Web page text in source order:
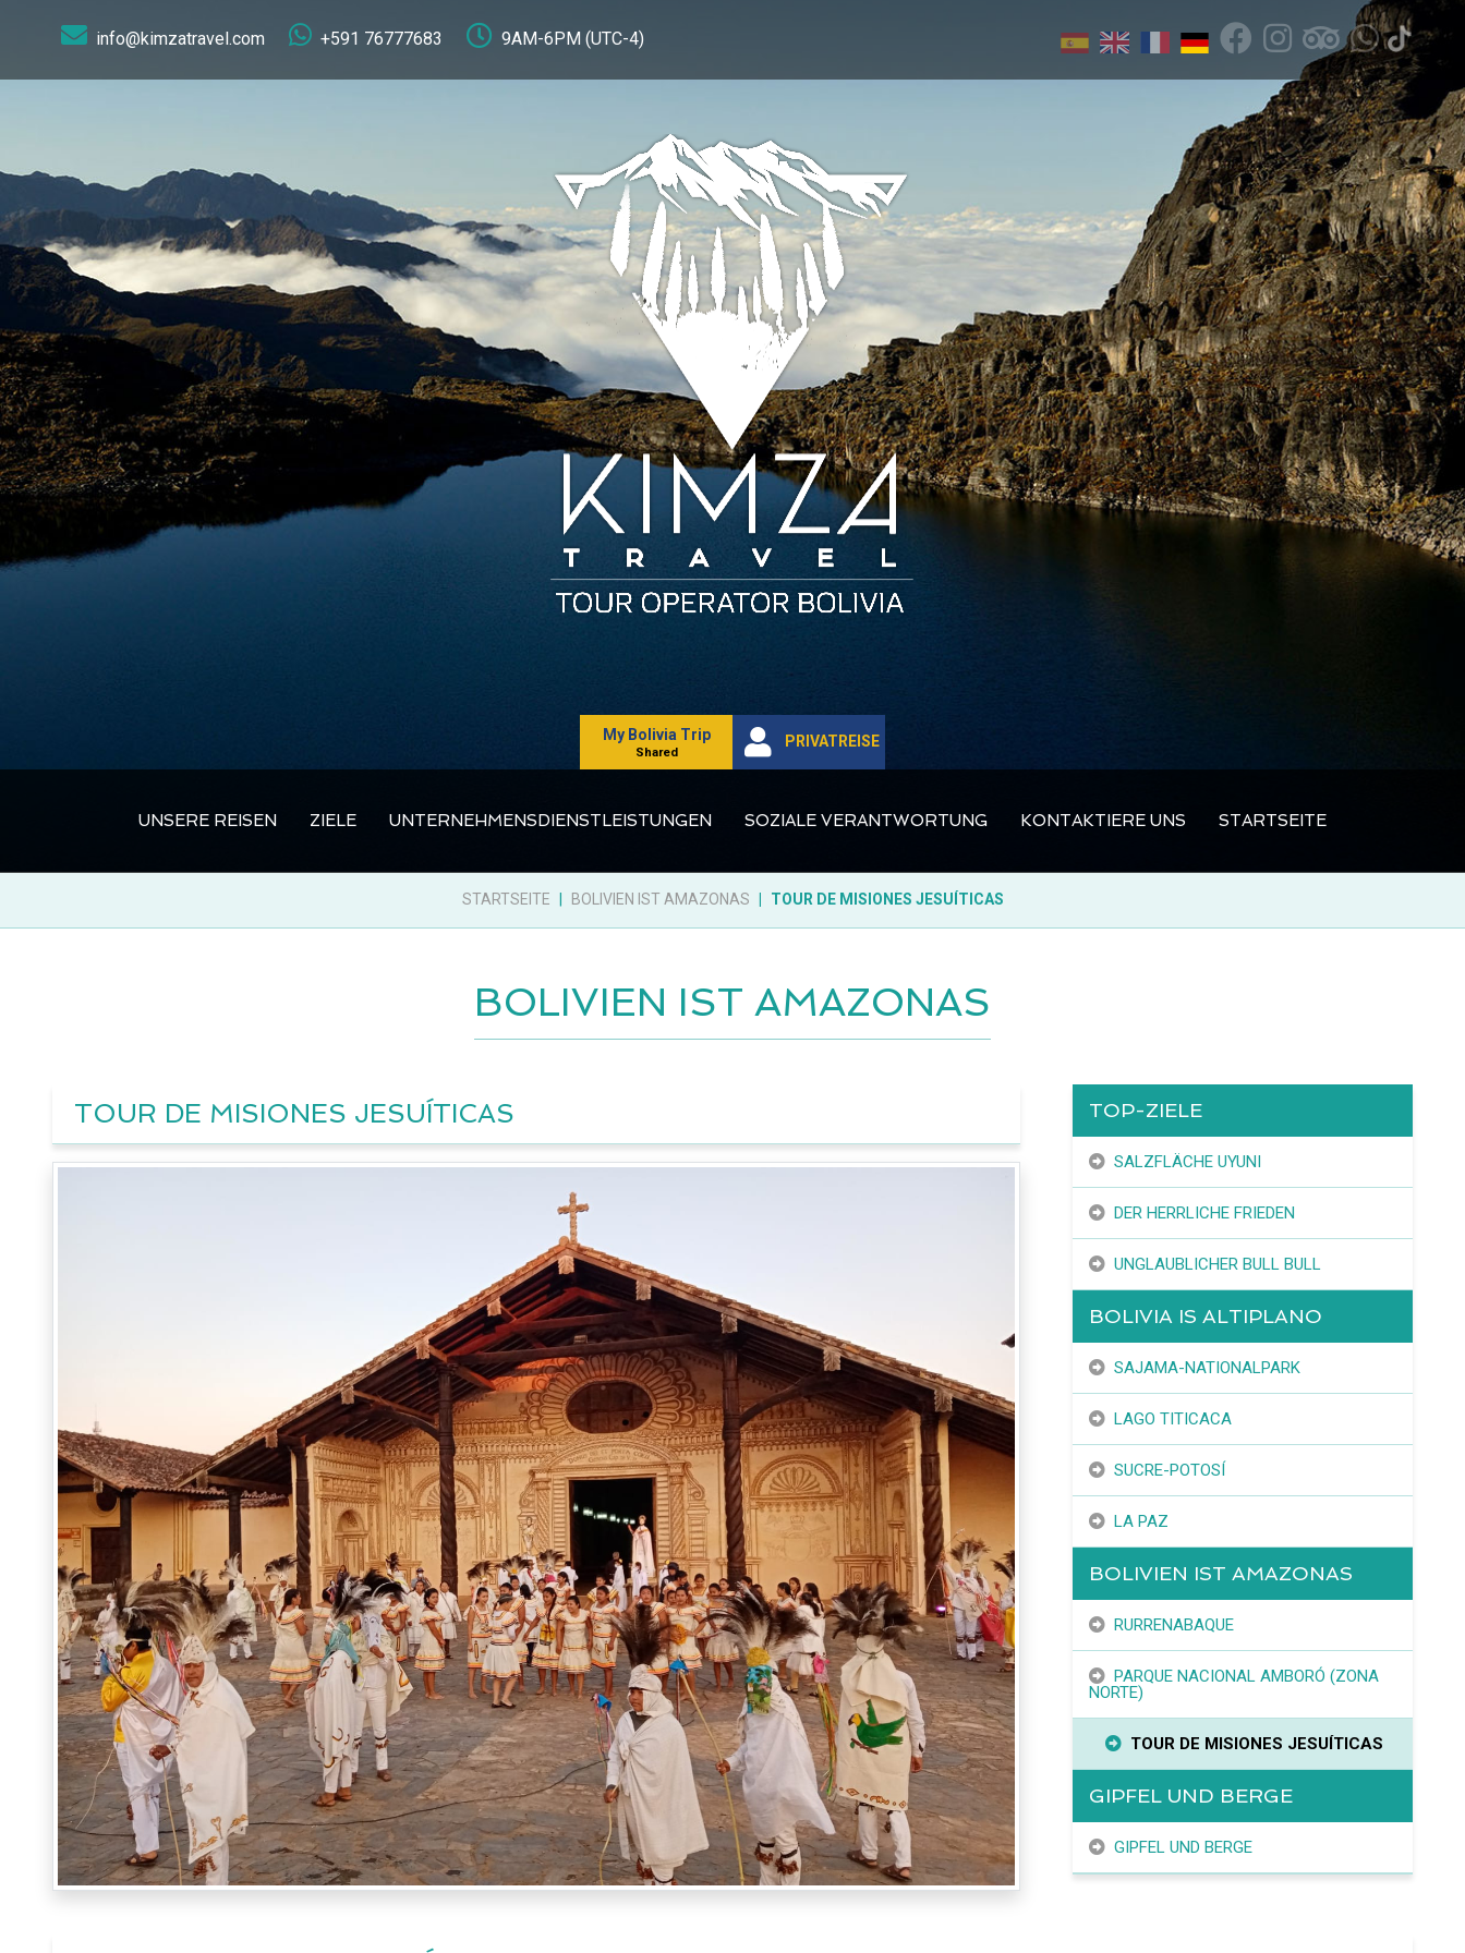
info@kimzatravel.com +591 76777683 9AM-6PM (UTC-4)
My Bolivia Trip
Shared
PRIVATREISE
UNSERE REISEN ZIELE UNTERNEHMENSDIENSTLEISTUNGEN SOZIALE VERANTWORTUNG KONTAKTIERE UNS STARTSEITE
STARTSEITE BOLIVIEN IST AMAZONAS TOUR DE MISIONES JESUÍTICAS
BOLIVIEN IST AMAZONAS
TOUR DE MISIONES JESUÍTICAS TOP-ZIELE
SALZFLÄCHE UYUNI
DER HERRLICHE FRIEDEN
UNGLAUBLICHER BULL BULL
BOLIVIA IS ALTIPLANO
SAJAMA-NATIONALPARK
LAGO TITICACA
SUCRE-POTOSÍ
LA PAZ
BOLIVIEN IST AMAZONAS
RURRENABAQUE
PARQUE NACIONAL AMBORÓ (ZONA
NORTE)
TOUR DE MISIONES JESUÍTICAS
GIPFEL UND BERGE
GIPFEL UND BERGE